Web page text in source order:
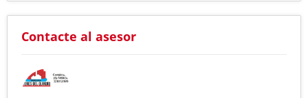
Contacte al asesor